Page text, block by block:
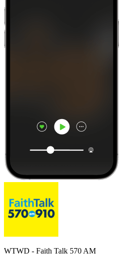
WTWD - Faith Talk 570 AM